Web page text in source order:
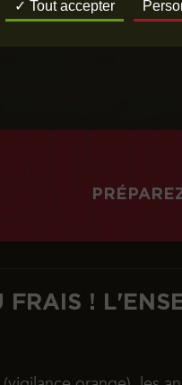
FRAIS !
Tout accepter